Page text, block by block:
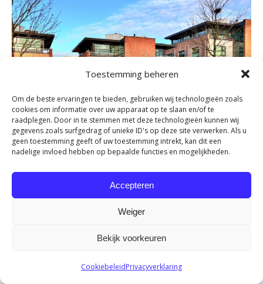
Toestemming beheren
Om de beste ervaringen te bieden, gebruiken wij technologieën zoals
cookies om informatie over uw apparaat op te slaan en/of te
raadplegen. Door in te stemmen met deze technologieën kunnen wij
gegevens zoals surfgedrag of unieke ID's op deze site verwerken. Als u
geen toestemming geeft of uw toestemming intrekt, kan dit een
nadelige invloed hebben op bepaalde functies en mogelijkheden.
Accepteren
Weiger
Bekijk voorkeuren
CookiebeleidPrivacyverklaring
Heerhugowaard –
Fysiotherapie Dijk en Waard